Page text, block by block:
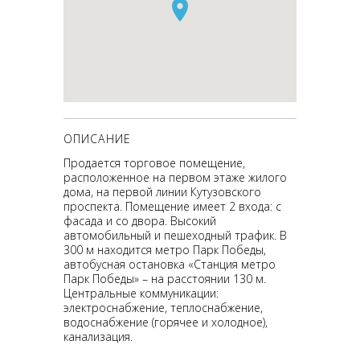
ОПИСАНИЕ
Продается торговое помещение,
расположенное на первом этаже жилого
дома, на первой линии Кутузовского
проспекта. Помещение имеет 2 входа: с
фасада и со двора. Высокий
автомобильный и пешеходный трафик. В
300 м находится метро Парк Победы,
автобусная остановка «Станция метро
Парк Победы» – на расстоянии 130 м.
Центральные коммуникации:
электроснабжение, теплоснабжение,
водоснабжение (горячее и холодное),
канализация.